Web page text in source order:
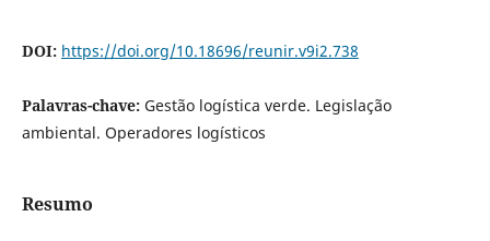
DOI: https://doi.org/10.18696/reunir.v9i2.738
Palavras-chave: Gestão logística verde. Legislação
ambiental. Operadores logísticos
Resumo